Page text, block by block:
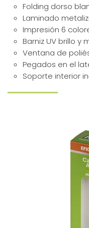
Folding dorso
Laminado
Impresión 6
Barniz UV brillo y
Ventana de
Pegados en el
Soporte interior